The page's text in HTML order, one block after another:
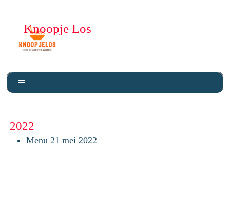
Knoopje Los
2022
Menu 21 mei 2022